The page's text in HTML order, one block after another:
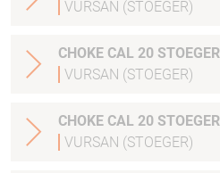
VURSAN (STOEGER)
CHOKE CAL 20
VURSAN (STOEGER)
CHOKE CAL 20
VURSAN (STOEGER)